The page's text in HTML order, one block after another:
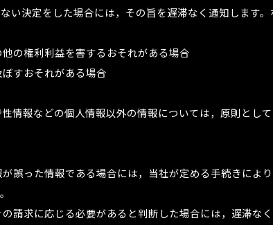
い決定をした場合には，その旨を遅滞なく通知します
権利利益を害するおそれがある場合
すおそれがある場合
報などの個人情報以外の情報については，原則として
った情報である場合には，当社が定める手続きによ
求に応じる必要があると判断した場合には，遅滞なく